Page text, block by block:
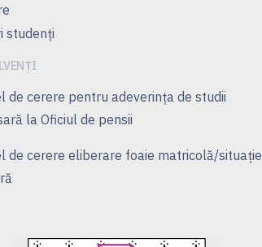
studenți
de cerere pentru adeverința de studii
la Oficiul de pensii
de cerere eliberare foaie matricolă/situație